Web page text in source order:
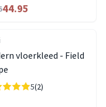
44.95
vloerkleed - Field
5(2)